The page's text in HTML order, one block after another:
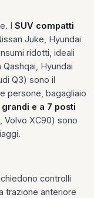
I SUV compatti
Juke, Hyundai
ridotti, ideali
Qashqai, Hyundai
Q3) sono il
persone, bagagliaio
grandi e a 7 posti
Volvo XC90) sono
controlli
trazione anteriore